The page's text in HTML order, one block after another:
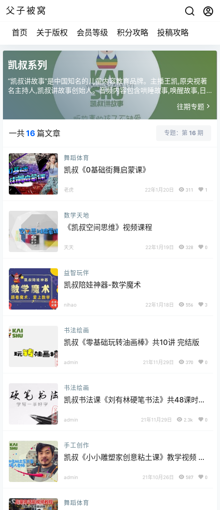
父子被窝
首页 关于版权 会员等级 积分攻略 投稿攻略
凯叔系列
“凯叔讲故事”是中国知名的儿童内容教育品牌。主播王凯,原央视著
名主持人,凯叔讲故事创始人。音频内容包含哄睡故事,唤醒故事,日
常故事,传统故事,节日故事,西游记,优质绘本故事,0-10岁各年龄段宝
往期专题
一共16 篇文章 专题：第 16 期
舞蹈体育
凯叔《0基础街舞启蒙课》
老虎 22年1月20日 311 1
数学天地
《凯叔空间思维》视频课程
天天 22年1月19日 328 0
益智玩伴
凯叔陪娃神器-数学魔术
nihao 22年1月18日 556 3
书法绘画
凯叔《零基础玩转油画棒》共10讲 完结版
admin 21年11月29日 370 0
书法绘画
凯叔书法课《刘有林硬笔书法》共48课时
admin 21年11月29日 2.3k 0
手工创作
凯叔《小小雕塑家创意粘土课》教学视频 共
admin 21年10月26日 587 0
舞蹈体育